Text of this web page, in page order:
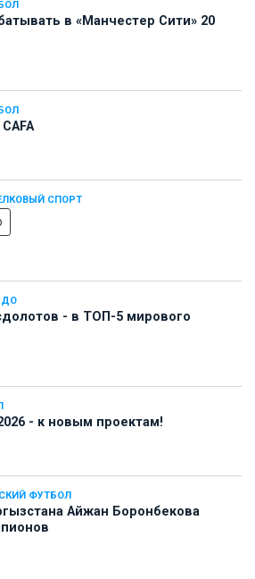
в «Манчестер Сити» 20
СПОРТ
- в ТОП-5 мирового
- к новым проектам!
ФУТБОЛ
Айжан Боронбекова